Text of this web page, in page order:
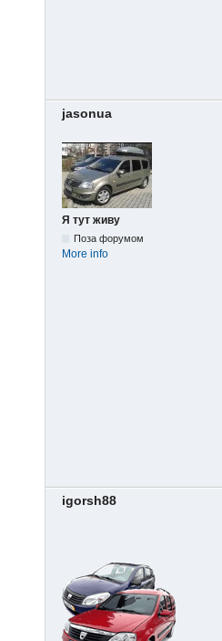
jasonua
Я тут живу
Поза форумом
More info
igorsh88